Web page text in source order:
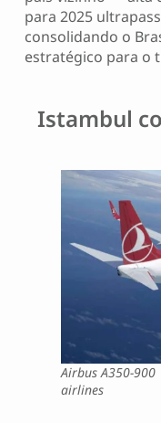
para 2025
consolidando o
estratégico para o
Istambul
Airbus A350-
airlines